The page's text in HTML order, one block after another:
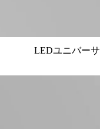
LEDユニバー